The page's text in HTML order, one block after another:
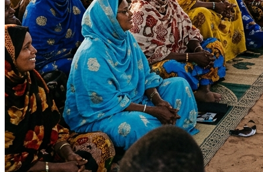
Impact Direct
+150
Interventions réussies cette année.
Blog & Actualités
Dernières nouvelles du terrain
Toute l'actualité